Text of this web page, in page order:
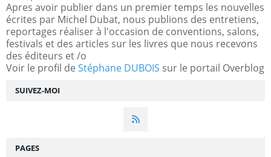
SUIVEZ-MOI
Apres avoir publier dans un premier temps les nouvelles
écrites par Michel Dubat, nous publions des entretiens,
reportages réaliser à l'occasion de conventions, salons,
festivals et des articles sur les livres que nous recevons
des éditeurs et /o
Voir le profil de Stéphane DUBOIS sur le portail Overblog
PAGES